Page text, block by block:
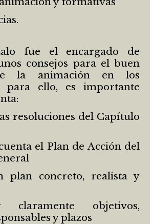
fue el encargado de
consejos para el buen
la animación en los
para ello, es importante
resoluciones del Capítulo
el Plan de Acción del
plan concreto, realista y
objetivos,
y plazos